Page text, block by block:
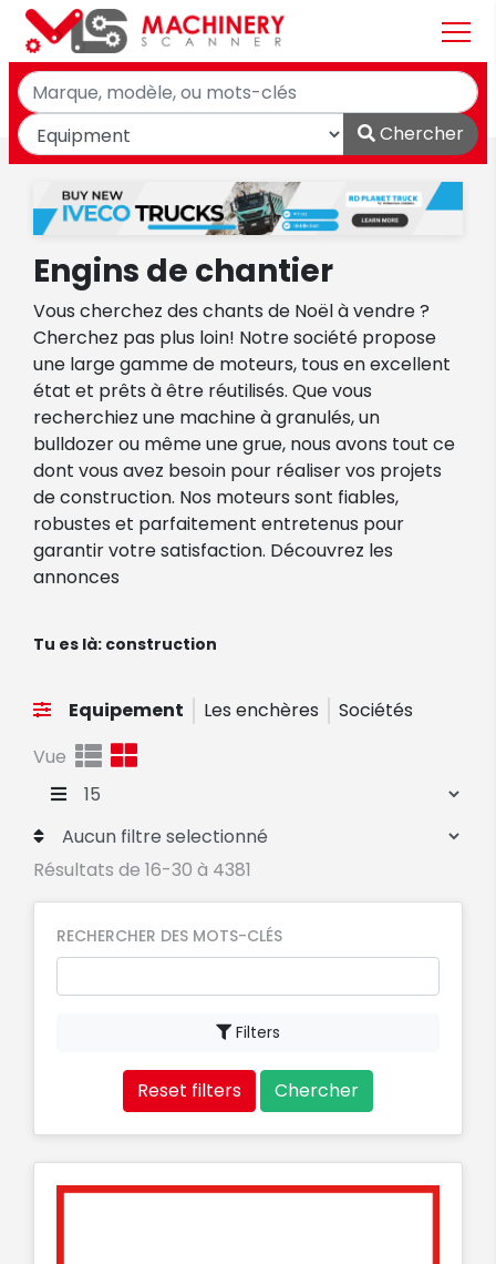
Chercher
Engins de chantier
Vous cherchez des chants de Noël à vendre ?
Cherchez pas plus loin! Notre société propose
une large gamme de moteurs, tous en excellent
état et prêts à être réutilisés. Que vous
recherchiez une machine à granulés, un
bulldozer ou même une grue, nous avons tout ce
dont vous avez besoin pour réaliser vos projets
de construction. Nos moteurs sont fiables,
robustes et parfaitement entretenus pour
garantir votre satisfaction. Découvrez les
annonces
Tu es là: construction
Equipement Les enchères Sociétés
Résultats de 16-30 à 4381
Vue
RECHERCHER DES MOTS-CLÉS
Filters
Reset filters